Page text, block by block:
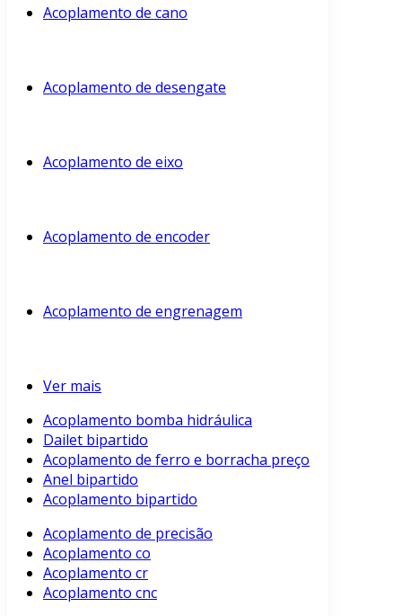
Acoplamento de cano
Acoplamento de desengate
Acoplamento de eixo
Acoplamento de encoder
Acoplamento de engrenagem
Ver mais
Acoplamento bomba hidráulica
Dailet bipartido
Acoplamento de ferro e borracha preço
Anel bipartido
Acoplamento bipartido
Acoplamento de precisão
Acoplamento co
Acoplamento cr
Acoplamento cnc